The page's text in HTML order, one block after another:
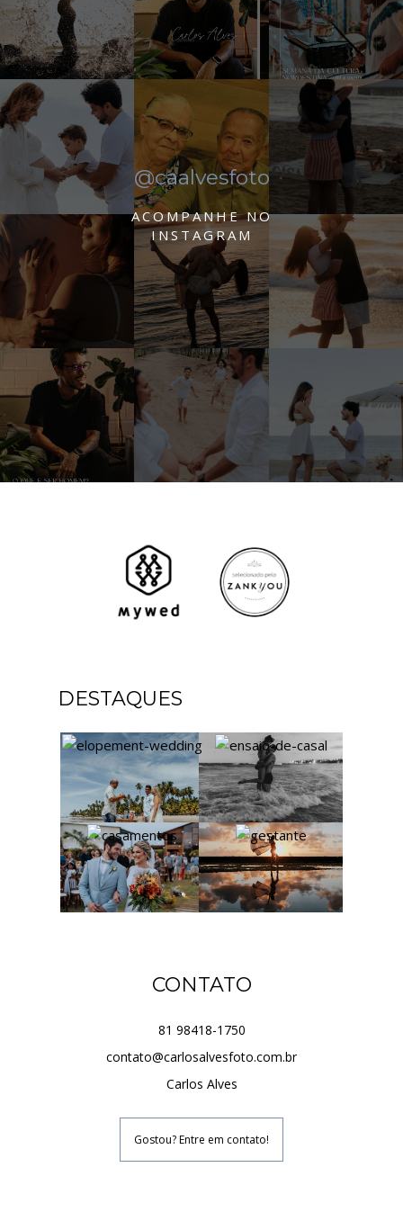
@caalvesfoto
ACOMPANHE NO
INSTAGRAM
DESTAQUES
CONTATO
81 98418-1750
contato@carlosalvesfoto.com.br
Carlos Alves
Gostou? Entre em contato!